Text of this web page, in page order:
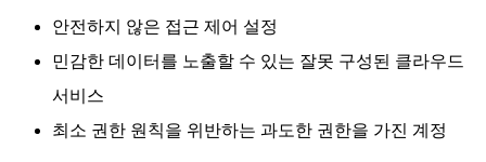
안전하지 않은 접근 제어 설정
민감한 데이터를 노출할 수 있는 잘못 구성된 클라우드
서비스
최소 권한 원칙을 위반하는 과도한 권한을 가진 계정